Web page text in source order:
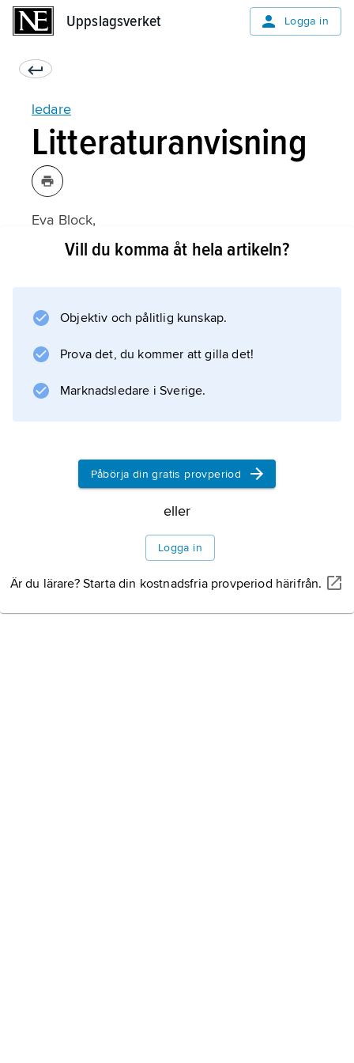
Uppslagsverket Logga in
ledare
Litteraturanvisning
Eva Block,
Frihet, jämlikhet och andra värden: Svensk
Information om artikeln
Vill du komma åt hela artikeln?
Objektiv och pålitlig kunskap.
Prova det, du kommer att gilla det!
Marknadsledare i Sverige.
Påbörja din gratis provperiod
eller
Logga in
Är du lärare? Starta din kostnadsfria provperiod härifrån.